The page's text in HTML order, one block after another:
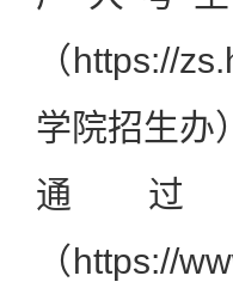
（https://
学院招生办
通
（https://